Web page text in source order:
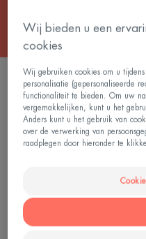
FILTER
25 Resultaten
gevoelige huid"
Zijdezachte
SPF
Mist
Wij bieden u een
cookies
Wij gebruiken cookies om u
personalisatie (gepersonaliseerde
functionaliteit te bieden. Om uw
vergemakkelijken, kunt u het
Anders kunt u het gebruik van
over de verwerking van
raadplegen door hieronder te